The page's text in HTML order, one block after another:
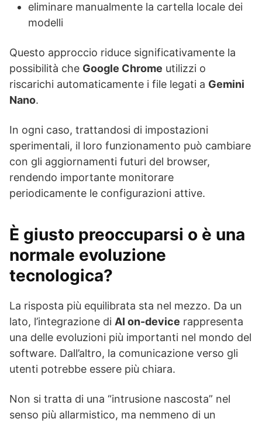
eliminare manualmente la cartella locale dei
modelli
Questo approccio riduce significativamente la
possibilità che Google Chrome utilizzi o
riscarichi automaticamente i file legati a Gemini
Nano.
In ogni caso, trattandosi di impostazioni
sperimentali, il loro funzionamento può cambiare
con gli aggiornamenti futuri del browser,
rendendo importante monitorare
periodicamente le configurazioni attive.
È giusto preoccuparsi o è una
normale evoluzione
tecnologica?
La risposta più equilibrata sta nel mezzo. Da un
lato, l’integrazione di AI on-device rappresenta
una delle evoluzioni più importanti nel mondo del
software. Dall’altro, la comunicazione verso gli
utenti potrebbe essere più chiara.
Non si tratta di una “intrusione nascosta” nel
senso più allarmistico, ma nemmeno di un